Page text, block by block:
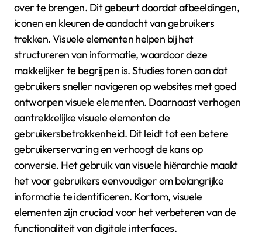
over te brengen. Dit gebeurt doordat afbeeldingen,
iconen en kleuren de aandacht van gebruikers
trekken. Visuele elementen helpen bij het
structureren van informatie, waardoor deze
makkelijker te begrijpen is. Studies tonen aan dat
gebruikers sneller navigeren op websites met goed
ontworpen visuele elementen. Daarnaast verhogen
aantrekkelijke visuele elementen de
gebruikersbetrokkenheid. Dit leidt tot een betere
gebruikerservaring en verhoogt de kans op
conversie. Het gebruik van visuele hiërarchie maakt
het voor gebruikers eenvoudiger om belangrijke
informatie te identificeren. Kortom, visuele
elementen zijn cruciaal voor het verbeteren van de
functionaliteit van digitale interfaces.